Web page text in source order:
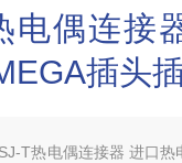
电偶连接
插头
T热电偶连接器 进口热